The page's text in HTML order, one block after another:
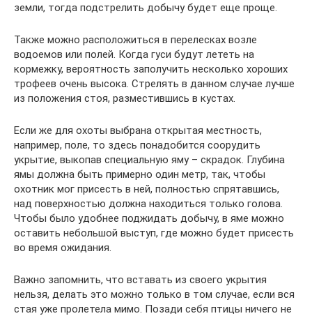
земли, тогда подстрелить добычу будет еще проще.
Также можно расположиться в перелесках возле
водоемов или полей. Когда гуси будут лететь на
кормежку, вероятность заполучить несколько хороших
трофеев очень высока. Стрелять в данном случае лучше
из положения стоя, разместившись в кустах.
Если же для охоты выбрана открытая местность,
например, поле, то здесь понадобится соорудить
укрытие, выкопав специальную яму – скрадок. Глубина
ямы должна быть примерно один метр, так, чтобы
охотник мог присесть в ней, полностью спрятавшись,
над поверхностью должна находиться только голова.
Чтобы было удобнее поджидать добычу, в яме можно
оставить небольшой выступ, где можно будет присесть
во время ожидания.
Важно запомнить, что вставать из своего укрытия
нельзя, делать это можно только в том случае, если вся
стая уже пролетела мимо. Позади себя птицы ничего не